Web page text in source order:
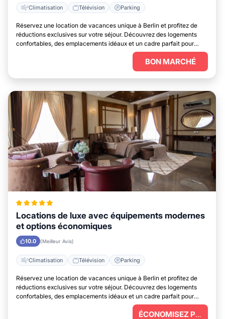
Climatisation Télévision Parking
Réservez une location de vacances unique à Berlin et profitez de
réductions exclusives sur votre séjour. Découvrez des logements
confortables, des emplacements idéaux et un cadre parfait pour
BON MARCHÉ
Locations de luxe avec équipements modernes
et options économiques
10.0 (Meilleur Avis)
Climatisation Télévision Parking
Réservez une location de vacances unique à Berlin et profitez de
réductions exclusives sur votre séjour. Découvrez des logements
confortables, des emplacements idéaux et un cadre parfait pour
ÉCONOMISEZ PLUS